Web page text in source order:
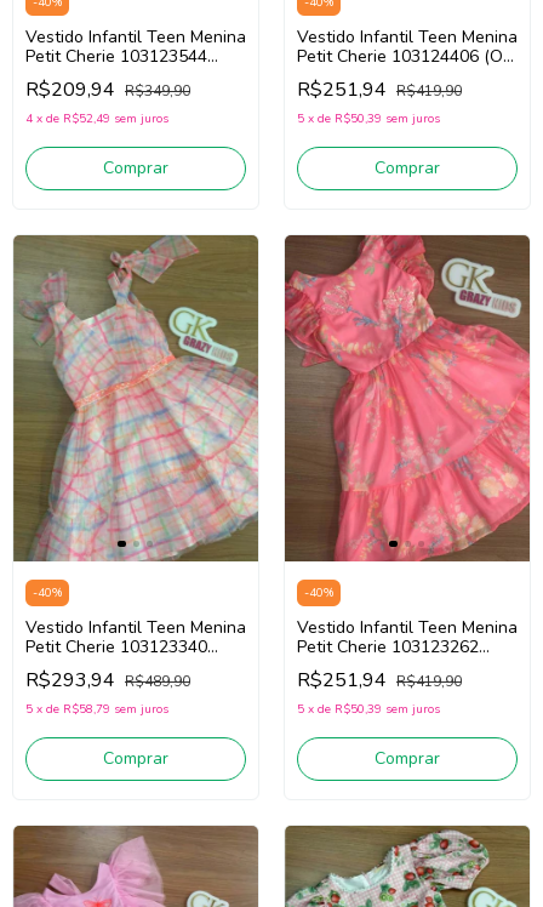
Vestido Infantil Teen Menina
Petit Cherie 103123544
(Azul/Laranja/Rosa)
R$209,94 R$349,90
4 x de R$52,49 sem juros
Comprar
Vestido Infantil Teen Menina
Petit Cherie 103124406 (Off
White/Preto)
R$251,94 R$419,90
5 x de R$50,39 sem juros
Comprar
-40%
Vestido Infantil Teen Menina
Petit Cherie 103123340
(Rosa/Off White/Azul)
R$293,94 R$489,90
5 x de R$58,79 sem juros
Comprar
-40%
Vestido Infantil Teen Menina
Petit Cherie 103123262
(Rosa)
R$251,94 R$419,90
5 x de R$50,39 sem juros
Comprar